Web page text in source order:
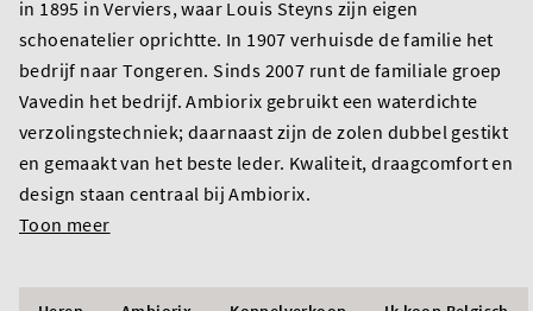
in 1895 in Verviers, waar Louis Steyns zijn eigen
schoenatelier oprichtte. In 1907 verhuisde de familie het
bedrijf naar Tongeren. Sinds 2007 runt de familiale groep
Vavedin het bedrijf. Ambiorix gebruikt een waterdichte
verzolingstechniek; daarnaast zijn de zolen dubbel gestikt
en gemaakt van het beste leder. Kwaliteit, draagcomfort en
design staan centraal bij Ambiorix.
Toon meer